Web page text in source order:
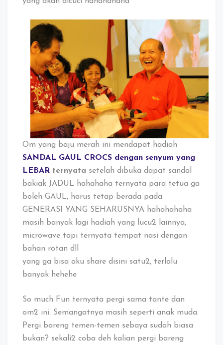
Om yang baju merah ini mendapat hadiah
SANDAL GAUL CROCS dengan senyum yang
LEBAR ternyata setelah dibuka dapat sandal
bakiak JADUL hahahaha ternyata para tetua ga
boleh GAUL, harus tetap berada pada
GENERASI YANG SEHARUSNYA hahahahaha
masih banyak lagi hadiah yang lucu2 lainnya,
microwave tapi ternyata tempat nasi dengan
bahan rotan dll
yang ga bisa aku share disini satu2, terlalu
banyak hehehe
So much Fun ternyata pergi sama tante dan
om2 ini. Semangatnya masih seperti anak muda.
Pergi bareng temen-temen sebaya sudah biasa
bukan? sekali2 coba deh kalian pergi bareng